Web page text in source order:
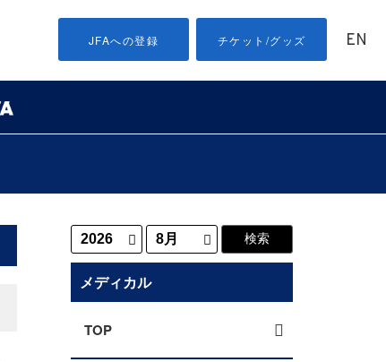
JFAへの登録 チケット/グッズ EN
メディカル
TOP